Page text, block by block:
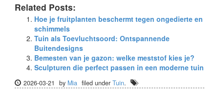
Related Posts:
Hoe je fruitplanten beschermt tegen ongedierte en
schimmels
Tuin als Toevluchtsoord: Ontspannende
Buitendesigns
Bemesten van je gazon: welke meststof kies je?
Sculpturen die perfect passen in een moderne tuin
2026-03-21 by Mia filed underTuin.